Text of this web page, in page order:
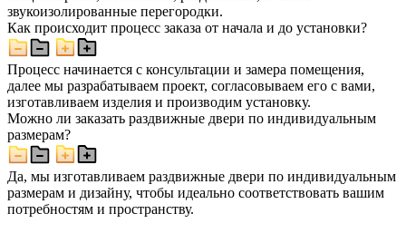
звукоизолированные перегородки.
Как происходит процесс заказа от начала и до установки?
Процесс начинается с консультации и замера помещения,
далее мы разрабатываем проект, согласовываем его с вами,
изготавливаем изделия и производим установку.
Можно ли заказать раздвижные двери по индивидуальным
размерам?
Да, мы изготавливаем раздвижные двери по индивидуальным
размерам и дизайну, чтобы идеально соответствовать вашим
потребностям и пространству.